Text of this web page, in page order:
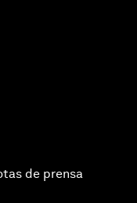
de prensa